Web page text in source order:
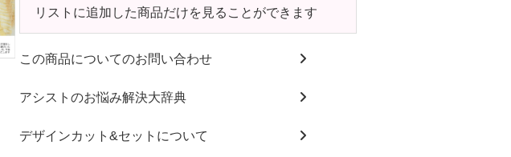
リストに追加した商品だけを見ることができます
この商品についてのお問い合わせ
アシストのお悩み解決大辞典
デザインカット&セットについて